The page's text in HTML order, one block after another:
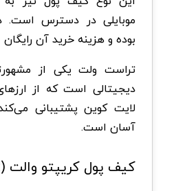
موبایلی در دسترس است.
بوده و هزینه خرید آن
تراست ولت یکی از
دیجیتالی است که از
لایت کوین پشتیبانی
آسان است.
کیف ‌پول کریپتو والت (CryptoWallet)